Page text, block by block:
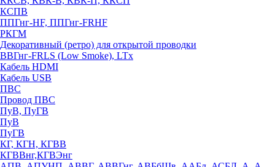
КСПВ
ППГнг-HF, ППГнг-FRHF
РКГМ
Декоративный (ретро) для открытой проводки
ВВГнг-FRLS (Low Smoke), LTx
Кабель HDMI
Кабель USB
ПВС
Провод ПВС
ПуВ, ПуГВ
ПуВ
ПуГВ
КГ, КГН, КГВВ
КГВВнг,КГВЭнг